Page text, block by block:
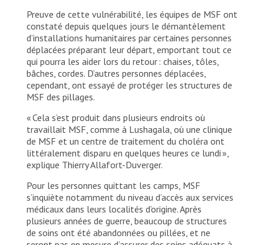
Preuve de cette vulnérabilité, les équipes de MSF ont
constaté depuis quelques jours le démantèlement
d’installations humanitaires par certaines personnes
déplacées préparant leur départ, emportant tout ce
qui pourra les aider lors du retour : chaises, tôles,
bâches, cordes. D’autres personnes déplacées,
cependant, ont essayé de protéger les structures de
MSF des pillages.
« Cela s’est produit dans plusieurs endroits où
travaillait MSF, comme à Lushagala, où une clinique
de MSF et un centre de traitement du choléra ont
littéralement disparu en quelques heures ce lundi »,
explique Thierry Allafort-Duverger.
Pour les personnes quittant les camps, MSF
s’inquiète notamment du niveau d’accès aux services
médicaux dans leurs localités d’origine. Après
plusieurs années de guerre, beaucoup de structures
de soins ont été abandonnées ou pillées, et ne